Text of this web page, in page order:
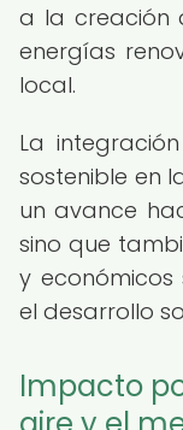
a la creación
energías
local.
La
sostenible en
un avance
sino que
y económicos
el desarrollo
Impacto